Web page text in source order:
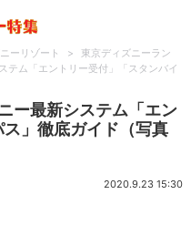
ーリゾート >
東京ディズニーラン
テム「エントリー受付」「スタンバイ
ー最新システム「エン
ス」徹底ガイド（写真
2020.9.23 15:30